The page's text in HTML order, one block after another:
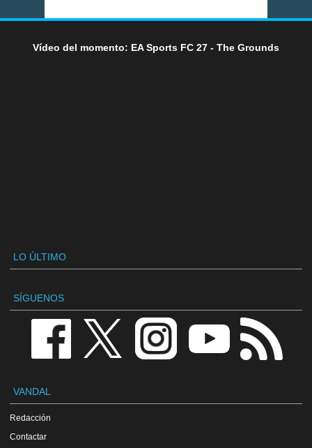
Vídeo del momento: EA Sports FC 27 - The Grounds
LO ÚLTIMO
SÍGUENOS
VANDAL
Redacción
Contactar